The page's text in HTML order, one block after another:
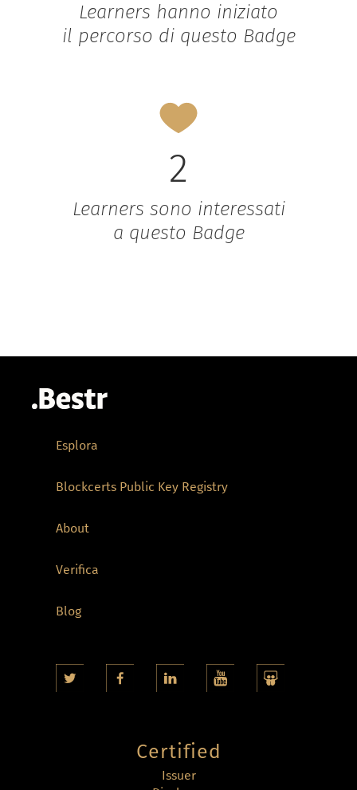
Learners hanno iniziato
il percorso di questo Badge
2
Learners sono interessati
a questo Badge
Esplora
Blockcerts Public Key Registry
About
Verifica
Blog
Certified
Issuer